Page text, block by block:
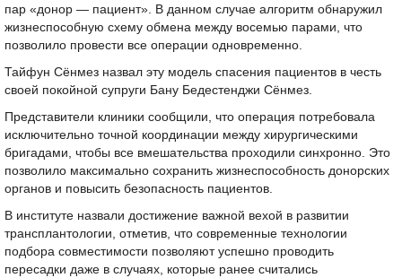
пар «донор — пациент». В данном случае алгоритм обнаружил
жизнеспособную схему обмена между восемью парами, что
позволило провести все операции одновременно.
Тайфун Сёнмез назвал эту модель спасения пациентов в честь
своей покойной супруги Бану Бедестенджи Сёнмез.
Представители клиники сообщили, что операция потребовала
исключительно точной координации между хирургическими
бригадами, чтобы все вмешательства проходили синхронно. Это
позволило максимально сохранить жизнеспособность донорских
органов и повысить безопасность пациентов.
В институте назвали достижение важной вехой в развитии
трансплантологии, отметив, что современные технологии
подбора совместимости позволяют успешно проводить
пересадки даже в случаях, которые ранее считались